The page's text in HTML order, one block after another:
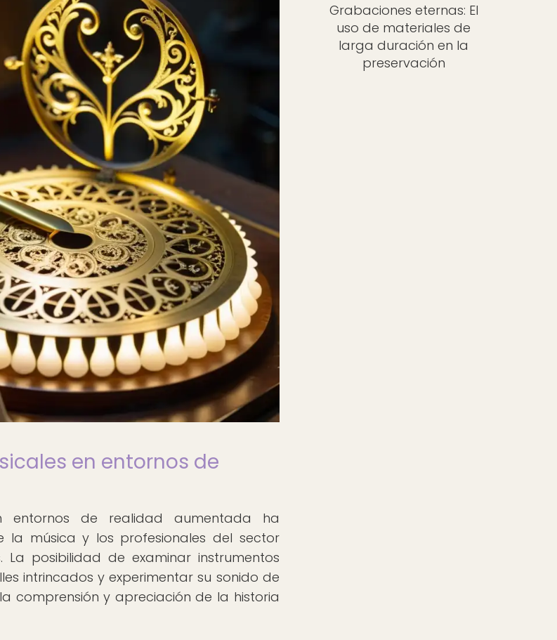
en entornos de
entornos de realidad aumentada ha
música y los profesionales del sector
posibilidad de examinar instrumentos
intrincados y experimentar su sonido de
comprensión y apreciación de la historia
Grabaciones eternas: El
uso de materiales de
larga duración en la
preservación